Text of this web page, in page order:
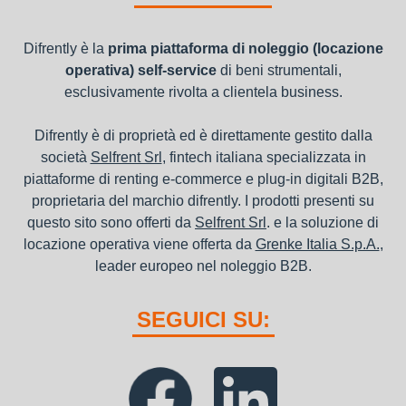
Difrently è la prima piattaforma di noleggio (locazione
operativa) self-servicedi beni strumentali,
esclusivamente rivolta a clientela business.
Difrently è di proprietà ed è direttamente gestito dalla
società Selfrent Srl , fintech italiana specializzata in
piattaforme di renting e-commerce e plug-in digitali B2B,
proprietaria del marchio difrently. I prodotti presenti su
questo sito sono offerti da Selfrent Srl . e la soluzione di
locazione operativa viene offerta da Grenke Italia S.p.A.,
leader europeo nel noleggio B2B.
SEGUICI SU: